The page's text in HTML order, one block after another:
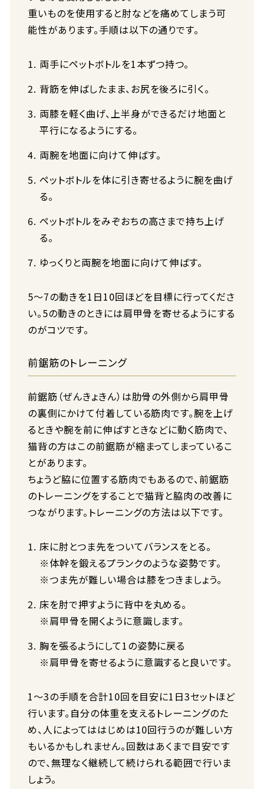
重いものを使用すると肘などを痛めてしまう可
能性があります。手順は以下の通りです。
両手にペットボトルを1本ずつ持つ。
背筋を伸ばしたまま、お尻を後ろに引く。
両膝を軽く曲げ、上半身ができるだけ地面と
平行になるようにする。
両腕を地面に向けて伸ばす。
ペットボトルを体に引き寄せるように腕を曲げ
る。
ペットボトルをみぞおちの高さまで持ち上げ
る。
ゆっくりと両腕を地面に向けて伸ばす。
5～7の動きを1日10回ほどを目標に行ってくださ
い。5の動きのときには肩甲骨を寄せるようにする
のがコツです。
前鋸筋のトレーニング
前鋸筋（ぜんきょきん）は肋骨の外側から肩甲骨
の裏側にかけて付着している筋肉です。腕を上げ
るときや腕を前に伸ばすときなどに動く筋肉で、
猫背の方はこの前鋸筋が縮まってしまっているこ
とがあります。
ちょうど脇に位置する筋肉でもあるので、前鋸筋
のトレーニングをすることで猫背と脇肉の改善に
つながります。トレーニングの方法は以下です。
床に肘とつま先をついてバランスをとる。
※体幹を鍛えるプランクのような姿勢です。
※つま先が難しい場合は膝をつきましょう。
床を肘で押すように背中を丸める。
※肩甲骨を開くように意識します。
胸を張るようにして1の姿勢に戻る
※肩甲骨を寄せるように意識すると良いです。
1～3の手順を合計10回を目安に1日3セットほど
行います。自分の体重を支えるトレーニングのた
め、人によってははじめは10回行うのが難しい方
もいるかもしれません。回数はあくまで目安です
ので、無理なく継続して続けられる範囲で行いま
しょう。